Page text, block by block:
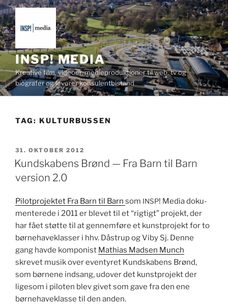
Videre
til
indhold
INSP! MEDIA
Kreative film, videoer, medieproduktioner til web, tv og
biografer og leverer konsulentbistand
TAG: KULTURBUSSEN
UDGIVET
DEN
31. OKTOBER 2012
Kundskabens Brønd — Fra Barn til Barn
version 2.0
Pilot­pro­jek­tet Fra Barn til Barn som INSP! Media doku­
menterede i 2011 er blevet til et “rigtigt” pro­jekt, der
har fået støtte til at gen­nem­føre et kun­st­pro­jekt for to
børne­haveklass­er i hhv. Dåstrup og Viby Sj. Denne
gang havde kom­pon­ist Math­ias Mad­sen Munch
skrevet musik over even­tyret Kund­sk­abens Brønd,
som børnene ind­sang, udover det kun­st­pro­jekt der
lige­som i piloten blev givet som gave fra den ene
børne­haveklasse til den anden.